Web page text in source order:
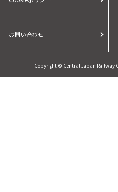
お問い合わせ
Copyright © Central Japan Railway